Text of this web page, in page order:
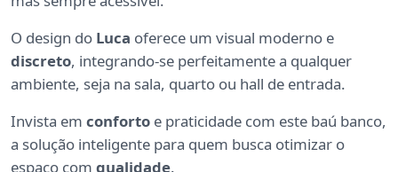
O design do Luca oferece um visual moderno e
discreto, integrando-se perfeitamente a qualquer
ambiente, seja na sala, quarto ou hall de entrada.
Invista em conforto e praticidade com este baú banco,
a solução inteligente para quem busca otimizar o
espaço com qualidade.